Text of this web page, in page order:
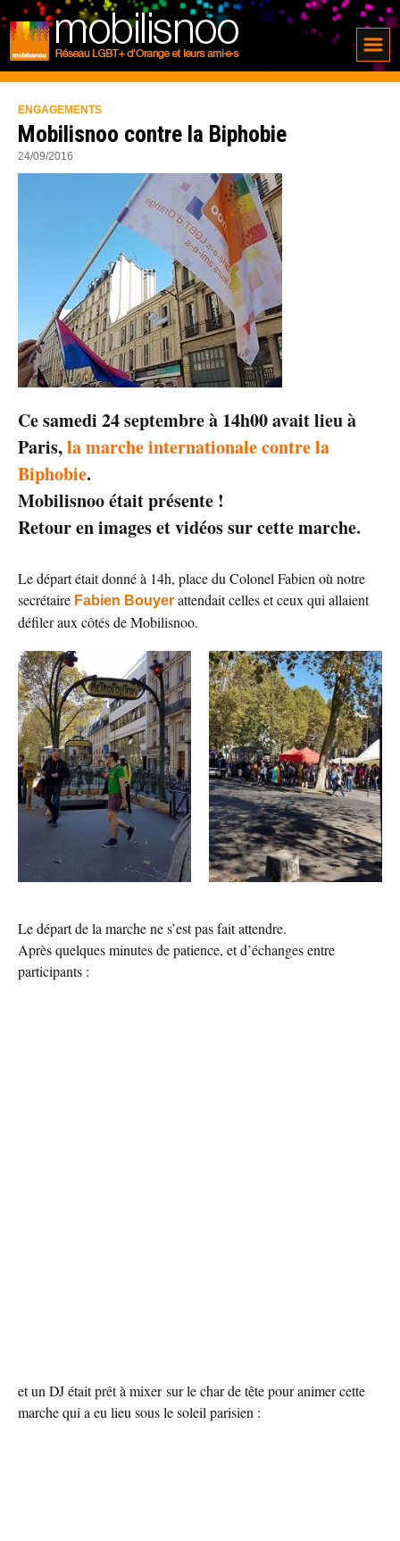
ENGAGEMENTS
Mobilisnoo contre la Biphobie
24/09/2016
Ce samedi 24 septembre à 14h00 avait lieu à
Paris,la marche internationale contre la
Biphobie.
Mobilisnoo était présente !
Retour en images et vidéos sur cette marche.
Le départ était donné à 14h, place du Colonel Fabien où notre
secrétaire Fabien Bouyer attendait celles et ceux qui allaient
défiler aux côtés de Mobilisnoo.
Le départ de la marche ne s’est pas fait attendre.
Après quelques minutes de patience, et d’échanges entre
participants :
et un DJ était prêt à mixer sur le char de tête pour animer cette
marche qui a eu lieu sous le soleil parisien :